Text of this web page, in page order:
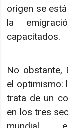
origen se
la
capacitados.
No obstante,
el optimismo:
trata de un
en los tres